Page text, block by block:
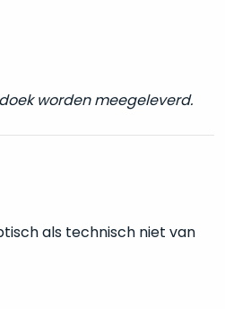
worden meegeleverd.
als technisch niet van